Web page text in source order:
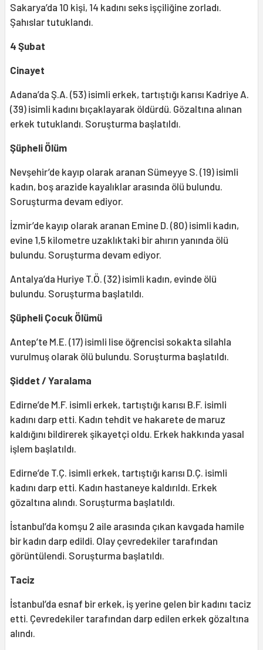
Sakarya’da 10 kişi, 14 kadını seks işçiliğine zorladı.
Şahıslar tutuklandı.
4 Şubat
Cinayet
Adana’da Ş.A. (53) isimli erkek, tartıştığı karısı Kadriye A.
(39) isimli kadını bıçaklayarak öldürdü. Gözaltına alınan
erkek tutuklandı. Soruşturma başlatıldı.
Şüpheli Ölüm
Nevşehir’de kayıp olarak aranan Sümeyye S. (19) isimli
kadın, boş arazide kayalıklar arasında ölü bulundu.
Soruşturma devam ediyor.
İzmir’de kayıp olarak aranan Emine D. (80) isimli kadın,
evine 1,5 kilometre uzaklıktaki bir ahırın yanında ölü
bulundu. Soruşturma devam ediyor.
Antalya’da Huriye T.Ö. (32) isimli kadın, evinde ölü
bulundu. Soruşturma başlatıldı.
Şüpheli Çocuk Ölümü
Antep’te M.E. (17) isimli lise öğrencisi sokakta silahla
vurulmuş olarak ölü bulundu. Soruşturma başlatıldı.
Şiddet / Yaralama
Edirne’de M.F. isimli erkek, tartıştığı karısı B.F. isimli
kadını darp etti. Kadın tehdit ve hakarete de maruz
kaldığını bildirerek şikayetçi oldu. Erkek hakkında yasal
işlem başlatıldı.
Edirne’de T.Ç. isimli erkek, tartıştığı karısı D.Ç. isimli
kadını darp etti. Kadın hastaneye kaldırıldı. Erkek
gözaltına alındı. Soruşturma başlatıldı.
İstanbul’da komşu 2 aile arasında çıkan kavgada hamile
bir kadın darp edildi. Olay çevredekiler tarafından
görüntülendi. Soruşturma başlatıldı.
Taciz
İstanbul’da esnaf bir erkek, iş yerine gelen bir kadını taciz
etti. Çevredekiler tarafından darp edilen erkek gözaltına
alındı.